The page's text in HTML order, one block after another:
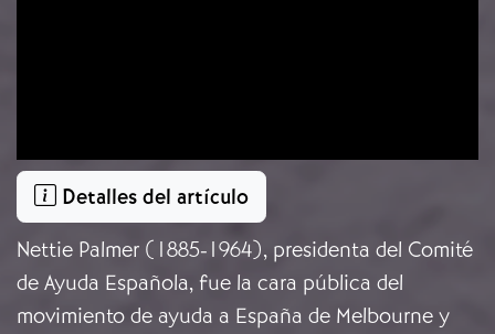
Detalles del artículo
Nettie Palmer (1885-1964), presidenta del Comité
de Ayuda Española, fue la cara pública del
movimiento de ayuda a España de Melbourne y